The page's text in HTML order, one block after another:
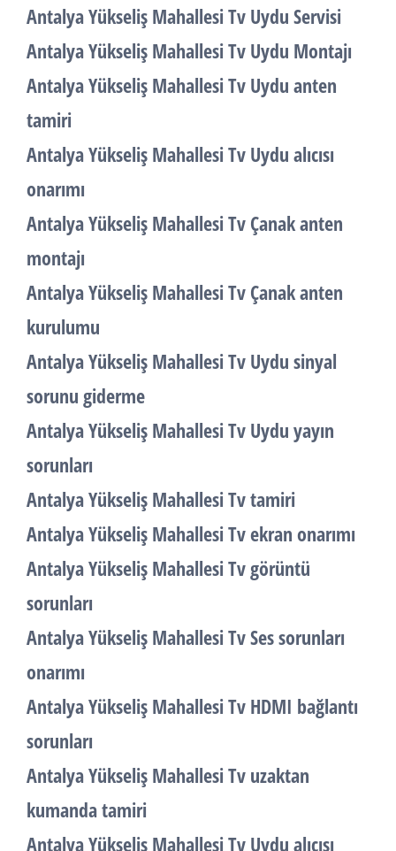
Antalya Yükseliş Mahallesi Tv Uydu Servisi
Antalya Yükseliş Mahallesi Tv Uydu Montajı
Antalya Yükseliş Mahallesi Tv Uydu anten
tamiri
Antalya Yükseliş Mahallesi Tv Uydu alıcısı
onarımı
Antalya Yükseliş Mahallesi Tv Çanak anten
montajı
Antalya Yükseliş Mahallesi Tv Çanak anten
kurulumu
Antalya Yükseliş Mahallesi Tv Uydu sinyal
sorunu giderme
Antalya Yükseliş Mahallesi Tv Uydu yayın
sorunları
Antalya Yükseliş Mahallesi Tv tamiri
Antalya Yükseliş Mahallesi Tv ekran onarımı
Antalya Yükseliş Mahallesi Tv görüntü
sorunları
Antalya Yükseliş Mahallesi Tv Ses sorunları
onarımı
Antalya Yükseliş Mahallesi Tv HDMI bağlantı
sorunları
Antalya Yükseliş Mahallesi Tv uzaktan
kumanda tamiri
Antalya Yükseliş Mahallesi Tv Uydu alıcısı